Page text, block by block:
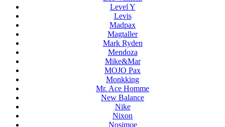
Level Y
Levis
Madpax
Magtaller
Mark Ryden
Mendoza
Mike&Mar
MOJO Pax
Monkking
Mr. Ace Homme
New Balance
Nike
Nixon
Nosimoe